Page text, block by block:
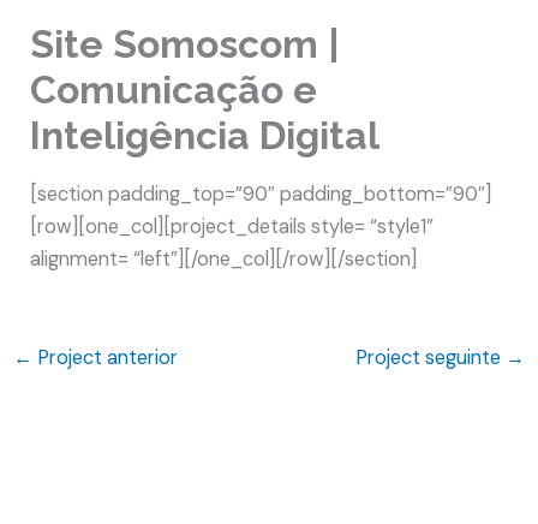
Site Somoscom |
Comunicação e
Inteligência Digital
[section padding_top=”90″ padding_bottom=”90″]
[row][one_col][project_details style= “style1”
alignment= “left”][/one_col][/row][/section]
← Project anterior Project seguinte →